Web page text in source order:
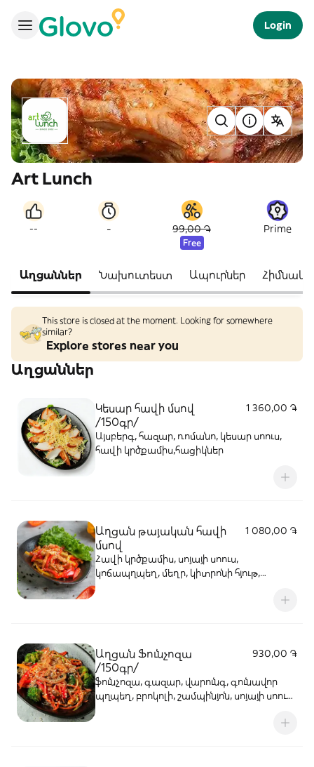
Login
Art Lunch
-- - 99,00 ֏
Free
Prime
Աղցաններ Նախուտեստ Ապուրներ
This store is closed at the moment. Looking for somewhere
similar?
Explore stores near you
Աղցաններ
Կեսար հավի մսով
/150գր/
1 360,00 ֏
Այսբերգ, հազար, ռոմանո, կեսար սոուս,
հավի կրծքամիս,հացիկներ
Աղցան թայական հավի
մսով
1 080,00 ֏
Հավի կրծքամիս, սոյայի սոուս,
կոճապղպեղ, մեղր, կիտրոնի հյութ,
Աղցան Ֆունչոզա
/150գր/
930,00 ֏
ֆունչոզա, գազար, վարունգ, գունավոր
պղպեղ, բրոկոլի, շամպինյոն, սոյայի սոուս,